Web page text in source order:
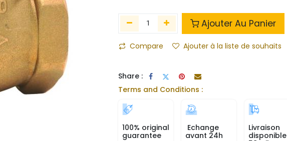
Ajouter Au Panier
Compare Ajouter à la liste de souhaits
Share :
Terms and Conditions :
100% original
guarantee
Echange
avant 24h
Livraison
disponible